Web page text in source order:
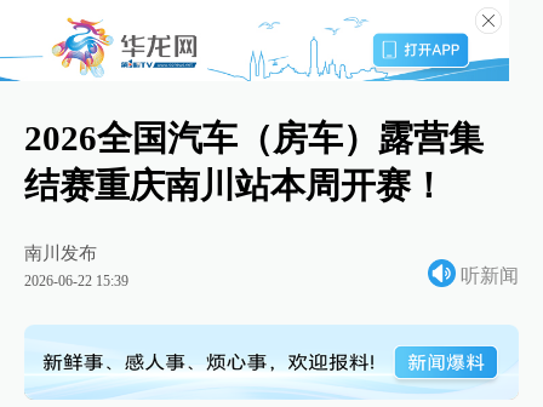
2026全国汽车（房车）露营集
结赛重庆南川站本周开赛！
南川发布
2026-06-22 15:39 听新闻